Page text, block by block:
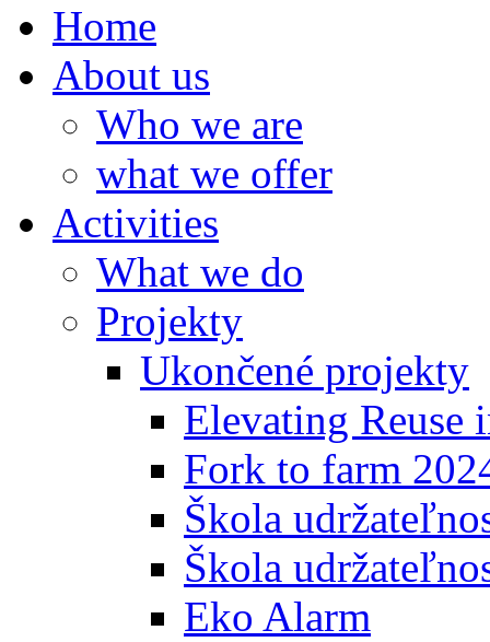
Home
About us
Who we are
what we offer
Activities
What we do
Projekty
Ukončené projekty
Elevating Reuse
Fork to farm
Škola
Škola
Eko Alarm